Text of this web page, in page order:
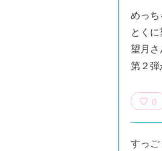
めっち
とく
望月さ
第２弾
0
すっご